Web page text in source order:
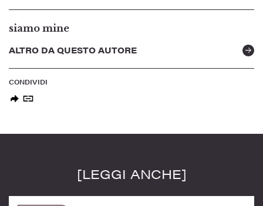
siamo mine
ALTRO DA QUESTO AUTORE
CONDIVIDI
[LEGGI ANCHE]